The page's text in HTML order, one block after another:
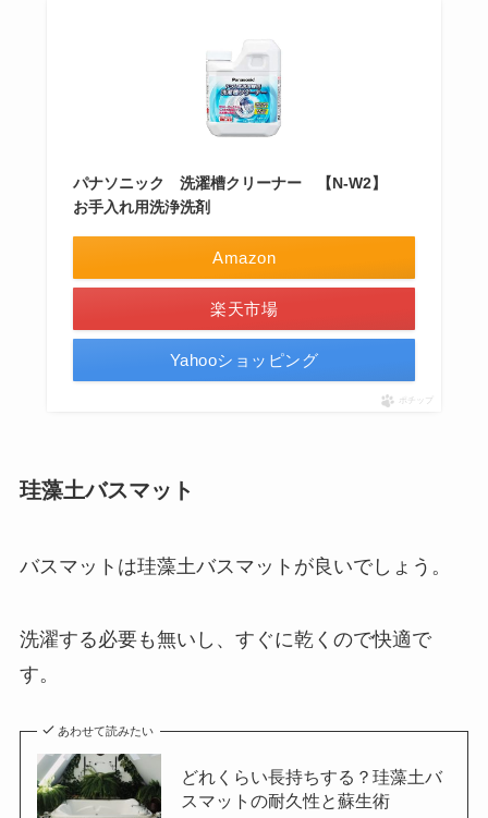
パナソニック 洗濯槽クリーナー 【N-W2】
お手入れ用洗浄洗剤
Amazon
楽天市場
Yahooショッピング
ポチップ
珪藻土バスマット
バスマットは珪藻土バスマットが良いでしょう。
洗濯する必要も無いし、すぐに乾くので快適で
す。
あわせて読みたい
どれくらい長持ちする？珪藻土バ
スマットの耐久性と蘇生術